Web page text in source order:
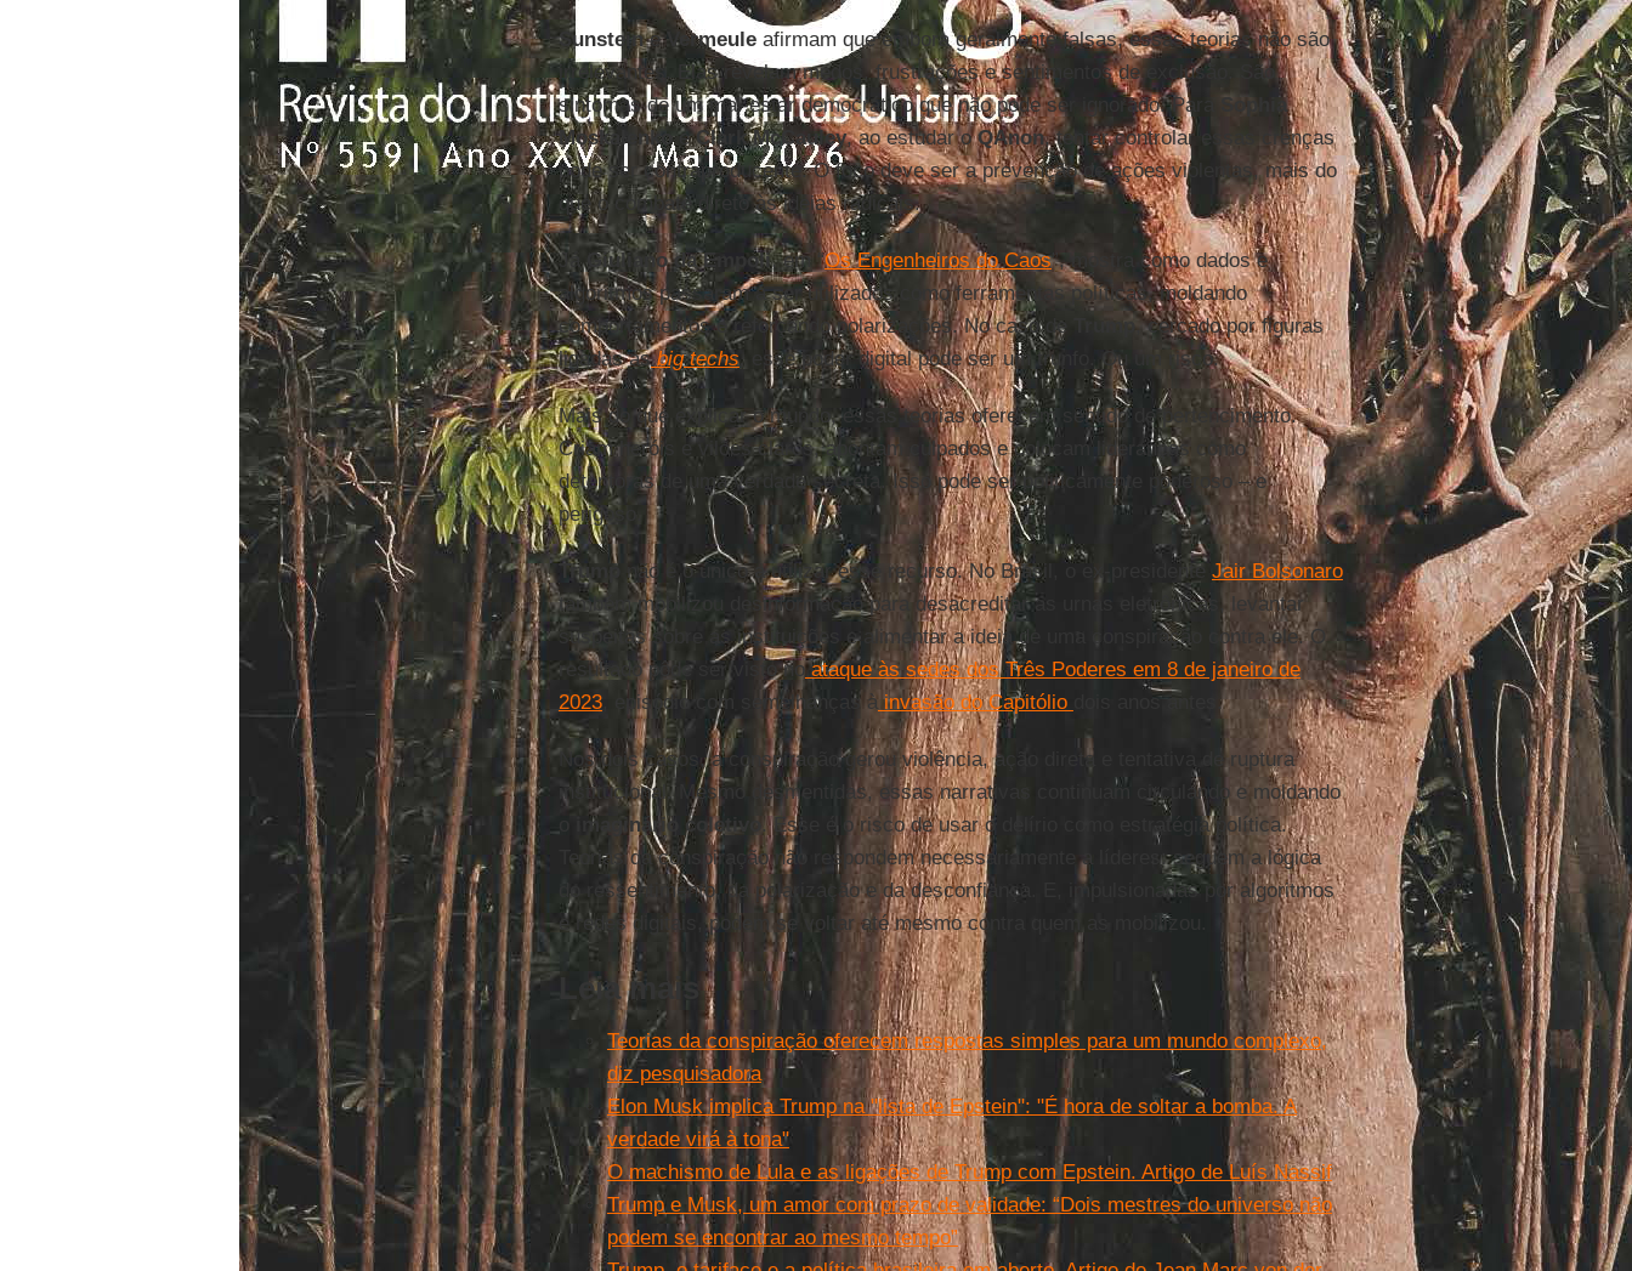
SunsteineVermeuleafirmam que embora geralmente falsas, essas teorias não são
irrelevantes. Elas revelam medos, frustrações e sentimentos de exclusão. São
sintomas de um mal-estar democrático que não pode ser ignorado. Para
Sophia
MoskalenkoeClark McCauley, ao estudar oQAnon, tentar controlar essas crenças
pode ser contraproducente. O foco deve ser a prevenção de ações violentas, mais do
que o combate direto às ideias radicais.
JáGiuliano da Empoli, em “Os Engenheiros do Caos”, mostra como dados e
algoritmos passaram a ser utilizados como ferramentas políticas, moldando
comportamentos e reforçando polarizações. No caso de
Trump , cercado por figuras
ligadas àsbig techs,esse poder digital pode ser um trunfo. Ou um risco.
Mais do que explicar o mundo, essas teorias oferecem sentido de pertencimento.
Criam heróis e vilões claros, apontam culpados e colocam lideranças como
detentoras de uma verdade secreta. Isso pode ser politicamente poderoso – e
perigoso.
Trump não é o único a utilizar esse recurso. No Brasil, o ex-presidente Jair Bolsonaro
também mobilizou desinformação para desacreditar as urnas eletrônicas, levantar
suspeitas sobre as instituições e alimentar a ideia de uma conspiração contra ele. O
resultado pôde ser visto noataque às sedes dos Três Poderes em 8 de janeiro de
2023, episódio com semelhanças àinvasão do Capitólio dois anos antes.
Nos dois casos, a conspiração gerou violência, ação direta e tentativa de ruptura
institucional. Mesmo desmentidas, essas narrativas continuam circulando e moldando
imaginário coletivo
. Esse é o risco de usar o delírio como estratégia política.
Teorias da conspiração não respondem necessariamente a líderes: seguem a lógica
do ressentimento, da polarização e da desconfiança. E, impulsionadas por algoritmos
e redes digitais, podem se voltar até mesmo contra quem as mobilizou.
Leia mais
Teorias da conspiração oferecem respostas simples para um mundo complexo,
diz pesquisadora
Elon Musk implica Trump na "lista de Epstein": "É hora de soltar a bomba. A
verdade virá à tona"
O machismo de Lula e as ligações de Trump com Epstein. Artigo de Luís Nassif
Trump e Musk, um amor com prazo de validade: “Dois mestres do universo não
podem se encontrar ao mesmo tempo”